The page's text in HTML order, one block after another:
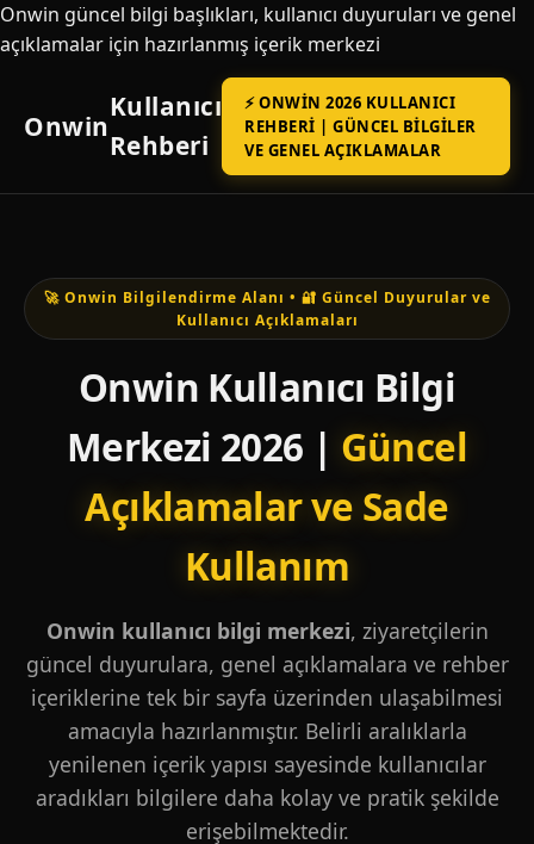
Onwin güncel bilgi başlıkları, kullanıcı duyuruları ve genel
açıklamalar için hazırlanmış içerik merkezi
Onwin
Kullanıcı
Rehberi
⚡ ONWIN 2026 KULLANICI
REHBERI | GÜNCEL BILGILER
VE GENEL AÇIKLAMALAR
🚀 Onwin Bilgilendirme Alanı • 🔐 Güncel Duyurular ve
Kullanıcı Açıklamaları
Onwin Kullanıcı Bilgi
Merkezi 2026 | Güncel
Açıklamalar ve Sade
Kullanım
Onwin kullanıcı bilgi merkezi, ziyaretçilerin
güncel duyurulara, genel açıklamalara ve rehber
içeriklerine tek bir sayfa üzerinden ulaşabilmesi
amacıyla hazırlanmıştır. Belirli aralıklarla
yenilenen içerik yapısı sayesinde kullanıcılar
aradıkları bilgilere daha kolay ve pratik şekilde
erişebilmektedir.